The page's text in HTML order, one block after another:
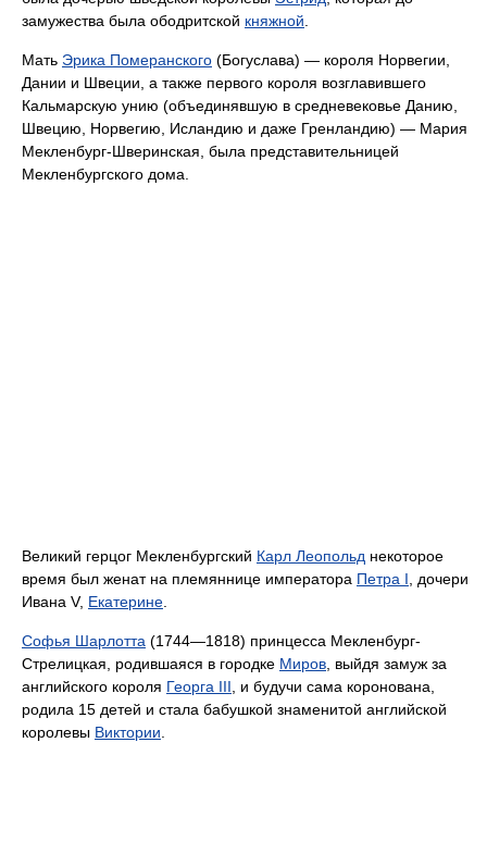
замужества была ободритской княжной
Мать Эрика Померанского (Богуслава) — короля Норвегии,
Дании и Швеции, а также первого короля возглавившего
Кальмарскую унию (объединявшую в средневековье Данию,
Швецию, Норвегию, Исландию и даже Гренландию) — Мария
Мекленбург-Шверинская, была представительницей
Мекленбургского дома.
Великий герцог Мекленбургский Карл Леопольд некоторое
время был женат на племяннице императора Петра I , дочери
Ивана V, Екатерине
Софья Шарлотта (1744—1818) принцесса Мекленбург-
Стрелицкая, родившаяся в городке Миров , выйдя замуж за
английского короля Георга III , и будучи сама коронована,
родила 15 детей и стала бабушкой знаменитой английской
королевы Виктории